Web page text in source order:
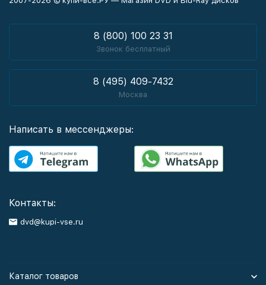
8 (800) 100 23 31
Звонок бесплатный
8 (495) 409-7432
Москва
Написать в мессенджеры:
Контакты:
dvd@kupi-vse.ru
Каталог товаров